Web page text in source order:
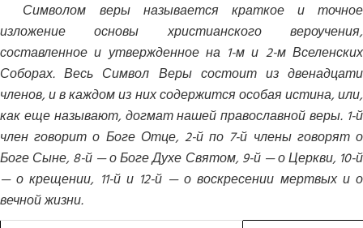
Символом веры называется краткое и точное
изложение основы христианского вероучения,
составленное и утвержденное на 1-м и 2-м Вселенских
Соборах. Весь Символ Веры состоит из двенадцати
членов, и в каждом из них содержится особая истина, или,
как еще называют, догмат нашей православной веры. 1-й
член говорит о Боге Отце, 2-й по 7-й члены говорят о
Боге Сыне, 8-й — о Боге Духе Святом, 9-й — о Церкви, 10-й
— о крещении, 11-й и 12-й — о воскресении мертвых и о
вечной жизни.